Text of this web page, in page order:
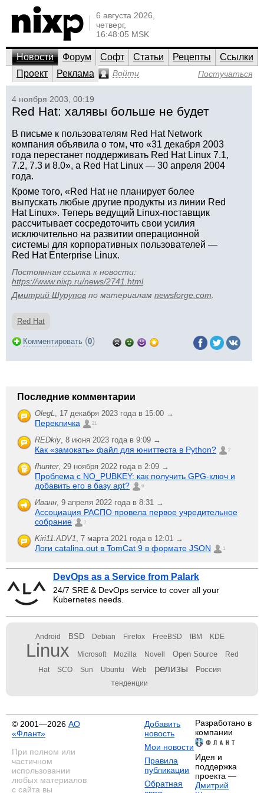
6 августа 2026,
четверг,
16:48:05 MSK
Новости Форум Софт Статьи Рецепты
Ссылки
Проект
Реклама Войти Постучаться
4 ноября 2003, 00:19
Red Hat: халявы больше не будет
В письме к пользователям Red Hat Network
компания объявила о том, что «31 декабря 2003
года перестанет поддерживать Red Hat Linux 7.1,
7.2, 7.3 и 8.0», а Red Hat Linux — 30 апреля 2004
года.
Кроме того, «Red Hat не планирует более
выпускать любые другие продукты из линии Red
Hat Linux». Теперь ведущий Linux-поставщик
рассчитывает сосредоточить свои усилия
исключительно на развитии операционной
системы для корпоративных пользователей —
Red Hat Enterprise Linux.
Постоянная ссылка к новости:
https://www.nixp.ru/news/2741.html.
Дмитрий Шурупов по материалам newsforge.com
Red Hat
Комментировать (0)
Последние комментарии
OlegL, 17 декабря 2023 года в 15:00 →
Перекличка 21
REDkiy, 8 июня 2023 года в 9:09 →
Как «замокать» файл для юниттеста в Python? 2
fhunter, 29 ноября 2022 года в 2:09 →
Проблема с NO_PUBKEY: как получить GPG-ключ и
добавить его в базу apt?
6
Иванн, 9 апреля 2022 года в 8:31 →
Ассоциация РАСПО провела первое учредительное
собрание
1
Kiri11.ADV1, 7 марта 2021 года в 12:01 →
Логи catalina.out в TomCat 9 в формате JSON 1
DevOps as a Service from Palark
24/7 SRE & DevOps service to cover all your
Kubernetes needs.
Android BSD Debian Firefox FreeBSD IBM KDE
Linux Microsoft Mozilla Novell Open Source Red
Hat SCO Sun Ubuntu Web релизы Россия
тенденции
© 2001—2026 АО
«Флант»
При полном или
частичном
использовании
любых материалов
с сайта вы
Добавить
новость
Мои новости
Правила
публикации
Обратная
Разработано в
компании
Идея и
поддержка
проекта —
Дмитрий